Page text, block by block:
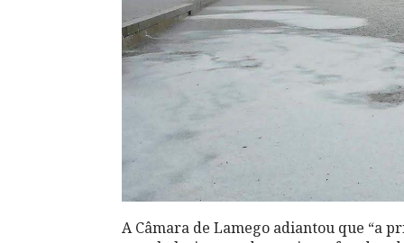
A Câmara de Lamego adiantou que “a